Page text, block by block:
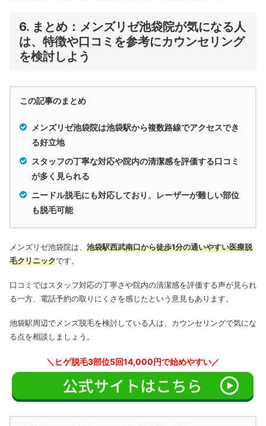
6. まとめ：メンズリゼ池袋院が気になる人
は、特徴や口コミを参考にカウンセリング
を検討しよう
この記事のまとめ
メンズリゼ池袋院は池袋駅から複数路線でアクセスでき
る好立地
スタッフの丁寧な対応や院内の清潔感を評価する口コミ
が多く見られる
ニードル脱毛にも対応しており、レーザーが難しい部位
も脱毛可能
メンズリゼ池袋院は、 池袋駅西武南口から徒歩1分の通いやすい医療脱
毛クリニックです。
口コミではスタッフ対応の丁寧さや院内の清潔感を評価する声が見られ
る一方、電話予約の取りにくさを感じたという意見もあります。
池袋駅周辺でメンズ脱毛を検討している人は、カウンセリングで気にな
る点を相談しましょう。
＼ ヒゲ脱毛3部位5回14,000円で始めやすい／